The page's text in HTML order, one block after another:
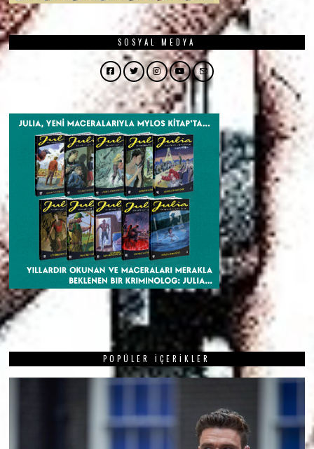
SOSYAL MEDYA
FacebookTwitterInstagram
YouTubeEmail
POPÜLER İÇERIKLER